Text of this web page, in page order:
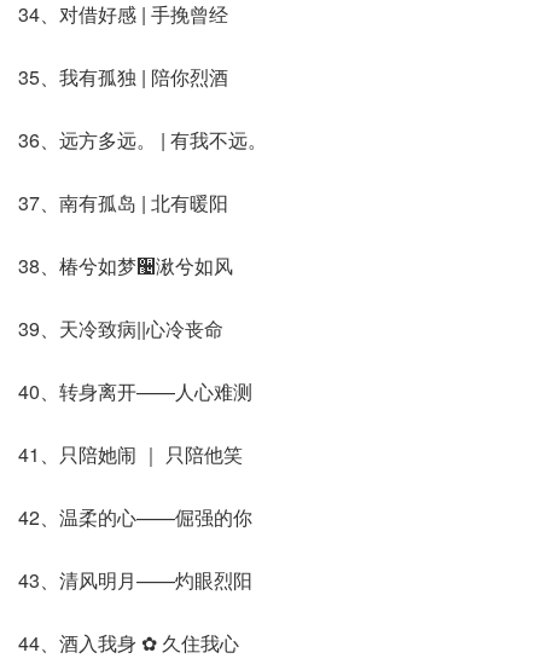
34、对借好感 | 手挽曾经
35、我有孤独 | 陪你烈酒
36、远方多远。 | 有我不远。
37、南有孤岛 | 北有暖阳
38、椿兮如梦઴湫兮如风
39、天冷致病||心冷丧命
40、转身离开——人心难测
41、只陪她闹 ｜ 只陪他笑
42、温柔的心——倔强的你
43、清风明月——灼眼烈阳
44、酒入我身 ✿ 久住我心